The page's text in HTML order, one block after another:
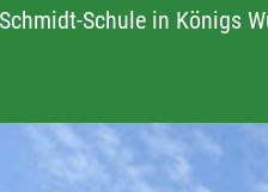
Schule in Königs